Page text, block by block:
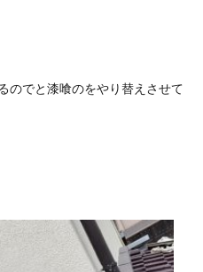
のでと漆喰のをやり替えさせて